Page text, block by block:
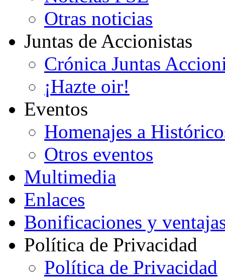
Otras noticias
Juntas de Accionistas
Crónica Juntas
¡Hazte oir!
Eventos
Homenajes a
Otros eventos
Multimedia
Enlaces
Bonificaciones y
Política de Privacidad
Política de Privacidad